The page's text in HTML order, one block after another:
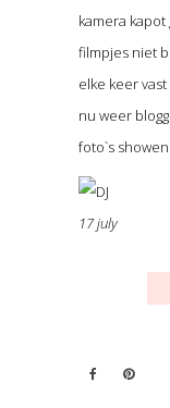
kamera
filmpjes niet
elke keer
nu weer
foto`s showen.
17 july